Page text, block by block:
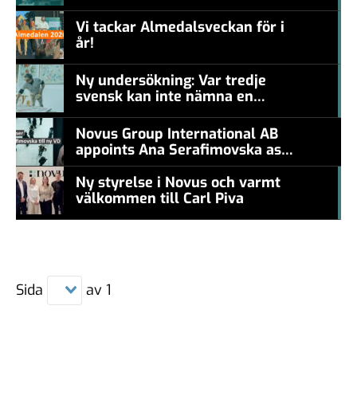
Vi tackar Almedalsveckan för i
år!
Ny undersökning: Var tredje
svensk kan inte nämna en
Novus Group International AB
appoints Ana Serafimovska as
new CEO
Ny styrelse i Novus och varmt
välkommen till Carl Piva
Sida av 1